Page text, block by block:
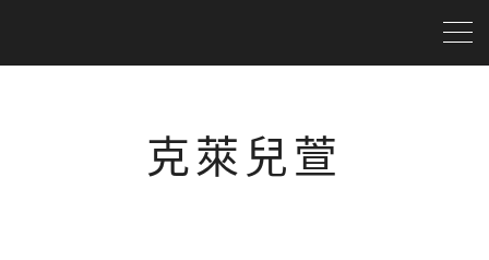
克萊兒萱